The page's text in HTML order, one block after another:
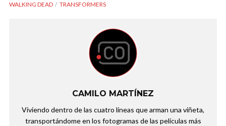
WALKING DEAD
TRANSFORMERS
CAMILO MARTÍNEZ
Viviendo dentro de las cuatro líneas que arman una viñeta,
transportándome en los fotogramas de las películas más